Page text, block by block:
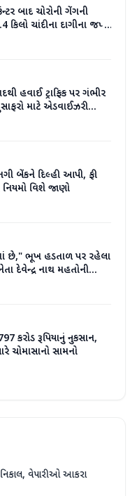
બાદ ચોરોની ગેંગની
કિલો ચાંદીના દાગીના જપ્ત
હવાઈ ટ્રાફિક પર ગંભીર
માટે એડવાઈઝરી
બેંકને દિલ્હી આપી, ફી
વિશે જાણો
છે," ભૂખ હડતાળ પર રહેલા
દેવેન્દ્ર નાથ મહતોની
કરોડ રૂપિયાનું નુકસાન,
ચોમાસાનો સામનો
નિકાલ, વેપારીઓ આકરા